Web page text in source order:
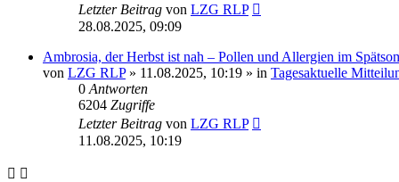
Letzter Beitrag von LZG RLP
28.08.2025, 09:09
Ambrosia, der Herbst ist nah – Pollen und Allergien im
von LZG RLP» 11.08.2025, 10:19 » in Tagesaktuelle
0 Antworten
6204 Zugriffe
Letzter Beitrag von LZG RLP
11.08.2025, 10:19